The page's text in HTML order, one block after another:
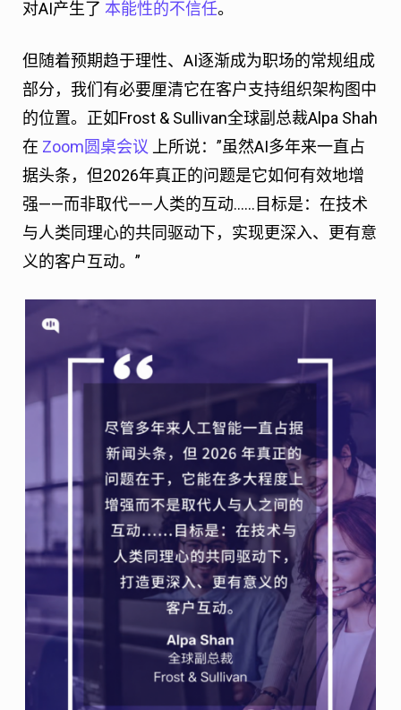
对AI产生了 本能性的不信任。
但随着预期趋于理性、AI逐渐成为职场的常规组成
部分，我们有必要厘清它在客户支持组织架构图中
的位置。正如Frost & Sullivan全球副总裁Alpa Shah
在 Zoom圆桌会议 上所说：”虽然AI多年来一直占
据头条，但2026年真正的问题是它如何有效地增
强——而非取代——人类的互动……目标是：在技术
与人类同理心的共同驱动下，实现更深入、更有意
义的客户互动。”